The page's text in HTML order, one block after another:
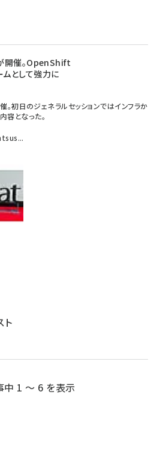
催。OpenShift
ムとして強力に
日のジェネラルセッションではインフラか
容となった。
ト
中 1 ～ 6 を表示